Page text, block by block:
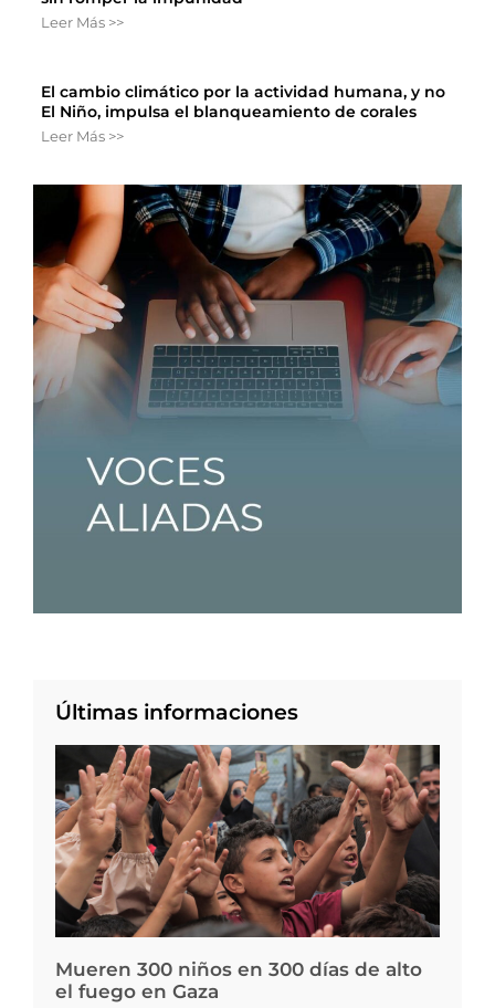
Leer Más >>
El cambio climático por la actividad humana, y no
El Niño, impulsa el blanqueamiento de corales
Leer Más >>
Últimas informaciones
Mueren 300 niños en 300 días de alto
el fuego en Gaza